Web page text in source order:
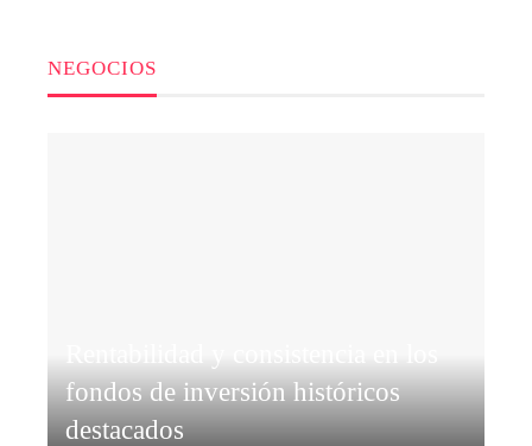
NEGOCIOS
fondos de inversión históricos
destacados